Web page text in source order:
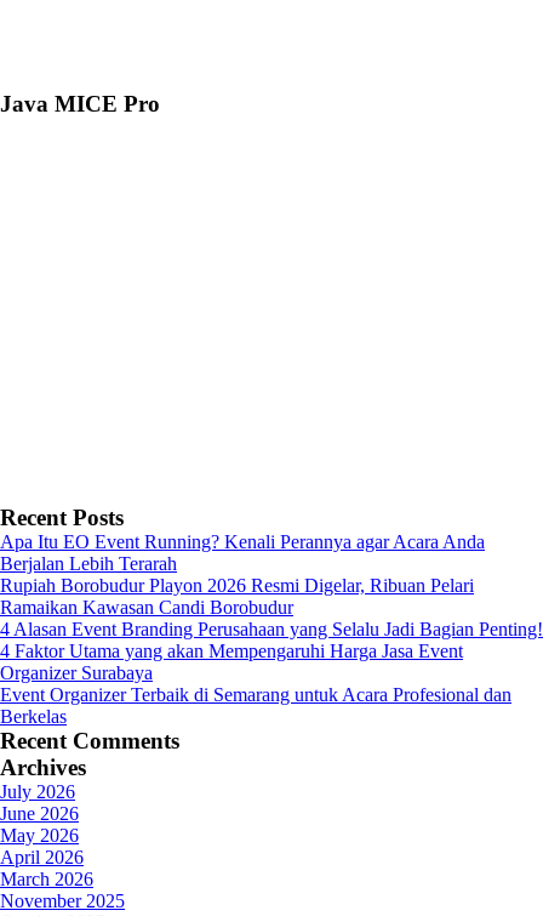
Java MICE Pro
Recent Posts
Apa Itu EO Event Running? Kenali Perannya agar Acara Anda
Berjalan Lebih Terarah
Rupiah Borobudur Playon 2026 Resmi Digelar, Ribuan Pelari
Ramaikan Kawasan Candi Borobudur
4 Alasan Event Branding Perusahaan yang Selalu Jadi Bagian Penting!
4 Faktor Utama yang akan Mempengaruhi Harga Jasa Event
Organizer Surabaya
Event Organizer Terbaik di Semarang untuk Acara Profesional dan
Berkelas
Recent Comments
Archives
July 2026
June 2026
May 2026
April 2026
March 2026
November 2025